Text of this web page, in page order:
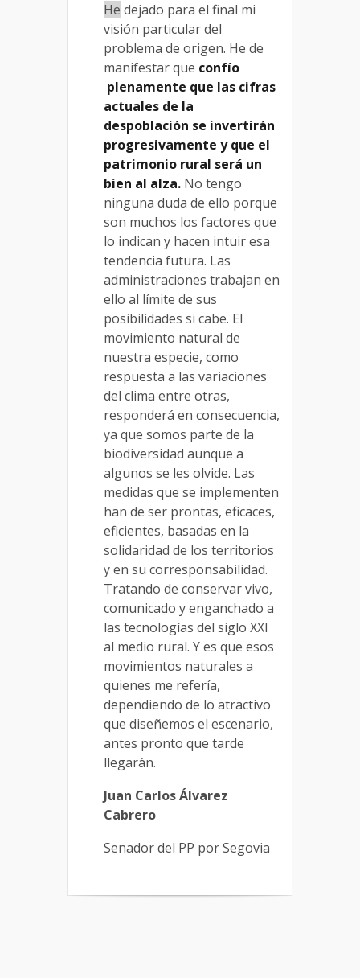
He dejado para el final mi
visión particular del
problema de origen. He de
manifestar que confío
plenamente que las cifras
actuales de la
despoblación se invertirán
progresivamente y que el
patrimonio rural será un
bien al alza. No tengo
ninguna duda de ello porque
son muchos los factores que
lo indican y hacen intuir esa
tendencia futura. Las
administraciones trabajan en
ello al límite de sus
posibilidades si cabe. El
movimiento natural de
nuestra especie, como
respuesta a las variaciones
del clima entre otras,
responderá en consecuencia,
ya que somos parte de la
biodiversidad aunque a
algunos se les olvide. Las
medidas que se implementen
han de ser prontas, eficaces,
eficientes, basadas en la
solidaridad de los territorios
y en su corresponsabilidad.
Tratando de conservar vivo,
comunicado y enganchado a
las tecnologías del siglo XXI
al medio rural. Y es que esos
movimientos naturales a
quienes me refería,
dependiendo de lo atractivo
que diseñemos el escenario,
antes pronto que tarde
llegarán.
Juan Carlos Álvarez
Cabrero
Senador del PP por Segovia